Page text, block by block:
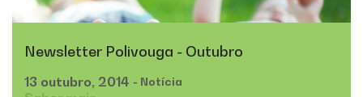
Newsletter Polivouga - Outubro
13 outubro, 2014 - Notícia